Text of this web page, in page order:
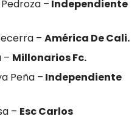
– Independiente
– América De Cali.
– Millonarios Fc.
Peña – Independiente
– Esc Carlos